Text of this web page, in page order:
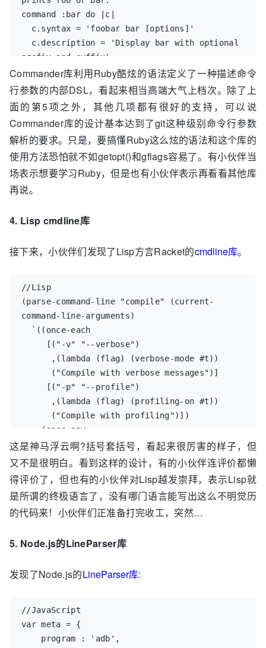
    return 0;
command :bar do |c|
prefix and suffix'
  c.option '--prefix STRING', String, 'Adds a
prefix to bar'
  c.option '--suffix STRING', String, 'Adds a
suffix to bar'
  c.action do |args, options|
    options.default :prefix => '(', :suffix
=> ')'
    say "#{options.prefix}bar#
{options.suffix}"
$ foobar bar
$ foobar bar --suffix '}' --prefix '{'
Commander库利用Ruby酷炫的语法定义了一种描述命令
行参数的内部DSL，看起来相当高端大气上档次。除了上
面的第5项之外，其他几项都有很好的支持，可以说
Commander库的设计基本达到了git这种级别命令行参数
解析的要求。只是，要搞懂Ruby这么炫的语法和这个库的
使用方法恐怕就不如getopt()和gflags容易了。有小伙伴当
场表示想要学习Ruby，但是也有小伙伴表示再看看其他库
再说。
4. Lisp cmdline库
接下来，小伙伴们发现了Lisp方言Racket的cmdline库。
//Lisp
(parse-command-line "compile" (current-
command-line-arguments)
     [("-o" "--optimize-1")
      ,(lambda (flag) (optimize-level 1))
     [("--optimize-2")
      ,(lambda (flag) (optimize-level 2))
      (("Compile with optimization level 2,"
level 1"))])
     [("-l" "--link-flags")
      ("Add a flag <lf> for the linker"
"lf")]))
这是神马浮云啊?括号套括号，看起来很厉害的样子，但
又不是很明白。看到这样的设计，有的小伙伴连评价都懒
得评价了，但也有的小伙伴对Lisp越发崇拜，表示Lisp就
是所谓的终极语言了，没有哪门语言能写出这么不明觉历
的代码来！小伙伴们正准备打完收工，突然…
5. Node.js的LineParser库
发现了Node.js的LineParser库:
//JavaScript
var meta = {